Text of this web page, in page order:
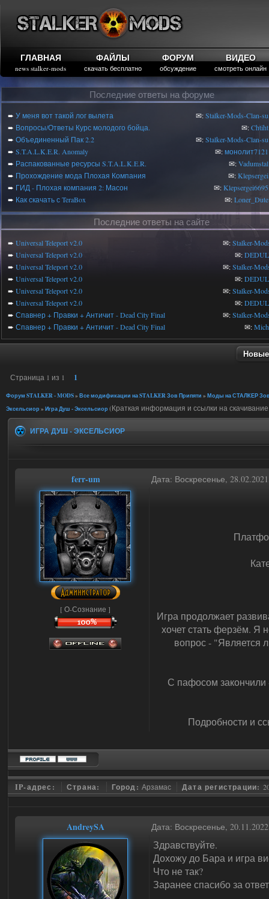
ГЛАВНАЯ
news stalker-mods
ФАЙЛЫ
скачать бесплатно
ФОРУМ
обсуждение
ВИДЕО
смотреть онлайн
Последние ответы на форуме
➨ У меня вот такой лог вылета ✉:Stalker-Mods-Clan-su
➨ Вопросы/Ответы Курс молодого бойца. ✉:Chtiht
➨ Объединенный Пак 2.2 ✉:Stalker-Mods-Clan-su
➨ S.T.A.L.K.E.R. Anomaly ✉:монолит7121
➨ Распакованные ресурсы S.T.A.L.K.E.R. ✉:Vadumstal
➨ Прохождение мода Плохая Компания ✉:Klepsergei
➨ ГИД - Плохая компания 2: Масон ✉:Klepsergei6695
➨ Как скачать с TeraBox ✉:Loner_Dute
Последние ответы на сайте
➨ Universal Teleport v2.0 ✉:Stalker-
➨ Universal Teleport v2.0 ✉:
➨ Universal Teleport v2.0 ✉:Stalker-
➨ Universal Teleport v2.0 ✉:
➨ Universal Teleport v2.0 ✉:Stalker-
➨ Universal Teleport v2.0 ✉:
➨ Спавнер + Правки + Античит - Dead City Final ✉:Stalker-
➨ Спавнер + Правки + Античит - Dead City Final ✉:
Страница 1 из 1 1
Форум STALKER - MODS» Все модификации на STALKER Зов Припяти » Моды на СТАЛКЕР
Эксельсиор » Игра Душ - Эксельсиор (Краткая информация и ссылки на
ИГРА ДУШ - ЭКСЕЛЬСИОР
ferr-um Дата: Воскресенье,
[ О-Сознание ]
Игра продолжает
хочет стать ферзём. Я
вопрос - "Является
С пафосом закончили
Подробности и
IP-адрес: Страна: Город:Арзамас Дата регистрации:
AndreySA Дата: Воскресенье,
Здравствуйте.
Дохожу до Бара и игра
Что не так?
Заранее спасибо за ответ